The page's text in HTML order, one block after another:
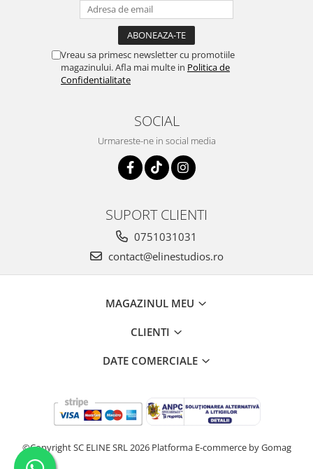
Vreau sa primesc newsletter cu promotiile
magazinului. Afla mai multe in Politica de
Confidentialitate
SOCIAL
Urmareste-ne in social media
SUPORT CLIENTI
0751031031
contact@elinestudios.ro
MAGAZINUL MEU
CLIENTI
DATE COMERCIALE
©Copyright SC ELINE SRL 2026 Platforma E-commerce by Gomag